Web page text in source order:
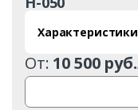
Характеристики
От: 10 500